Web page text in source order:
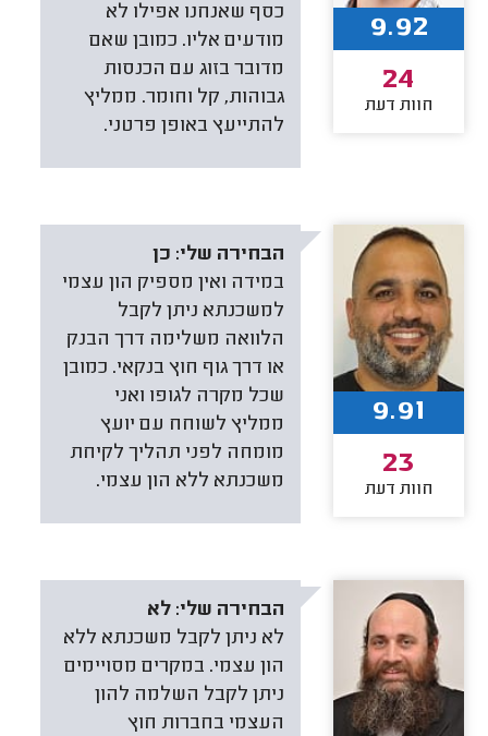
כסף שאנחנו אפילו לא
מודעים אליו. כמובן שאם
מדובר בזוג עם הכנסות
גבוהות, קל וחומר. ממליץ
להתייעץ באופן פרטני.
9.92
24
חוות דעת
הבחירה שלי: כן
במידה ואין מספיק הון עצמי
למשכנתא ניתן לקבל
הלוואה משלימה דרך הבנק
או דרך גוף חוץ בנקאי. כמובן
שכל מקרה לגופו ואני
ממליץ לשוחח עם יועץ
מומחה לפני תהליך לקיחת
משכנתא ללא הון עצמי.
9.91
23
חוות דעת
הבחירה שלי: לא
לא ניתן לקבל משכנתא ללא
הון עצמי. במקרים מסויימים
ניתן לקבל השלמה להון
העצמי בחברות חוץ